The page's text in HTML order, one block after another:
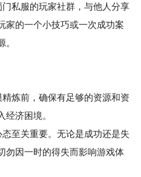
私服的玩家社群，与他人分享
家的一个小技巧或一次成功案
炼前，确保有足够的资源和资
济困境。
至关重要。无论是成功还是失
勿因一时的得失而影响游戏体